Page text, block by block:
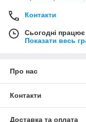
Контакти
Сьогодні
Показати весь
Про нас
Контакти
Доставка та оплата